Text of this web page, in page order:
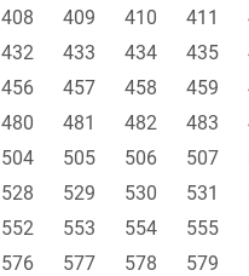
408 409 410 411
432 433 434 435
456 457 458 459
480 481 482 483
504 505 506 507
528 529 530 531
552 553 554 555
576 577 578 579